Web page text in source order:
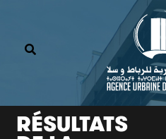
RÉSULTATS